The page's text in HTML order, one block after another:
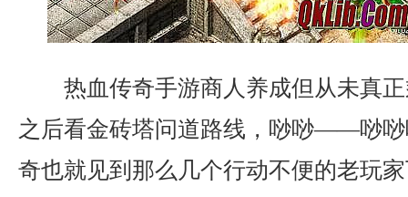
热血传奇手游商人养成但从未真
之后看金砖塔问道路线，唦唦——唦
奇也就见到那么几个行动不便的老玩